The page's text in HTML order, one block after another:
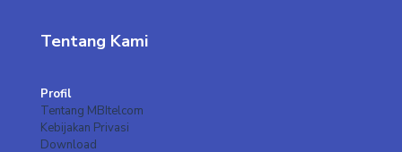
Tentang Kami
Profil
Tentang MBItelcom
Kebijakan Privasi
Download